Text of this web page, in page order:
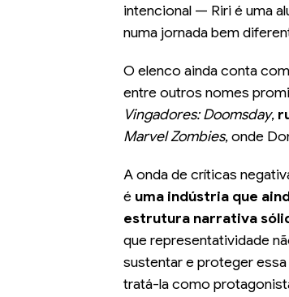
intencional — Riri é uma
numa jornada bem
O elenco ainda conta com
entre outros nomes
Vingadores: Doomsday,
Marvel Zombies, onde
A onda de críticas
é uma indústria que
estrutura narrativa
que representatividade
sustentar e proteger
tratá-la como